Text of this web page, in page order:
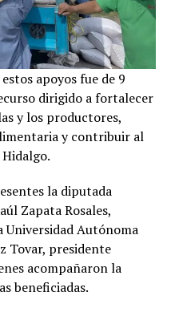
apoyos fue de 9
dirigido a fortalecer
y los productores,
y contribuir al
la diputada
Zapata Rosales,
Autónoma
Tovar, presidente
acompañaron la
beneficiadas.